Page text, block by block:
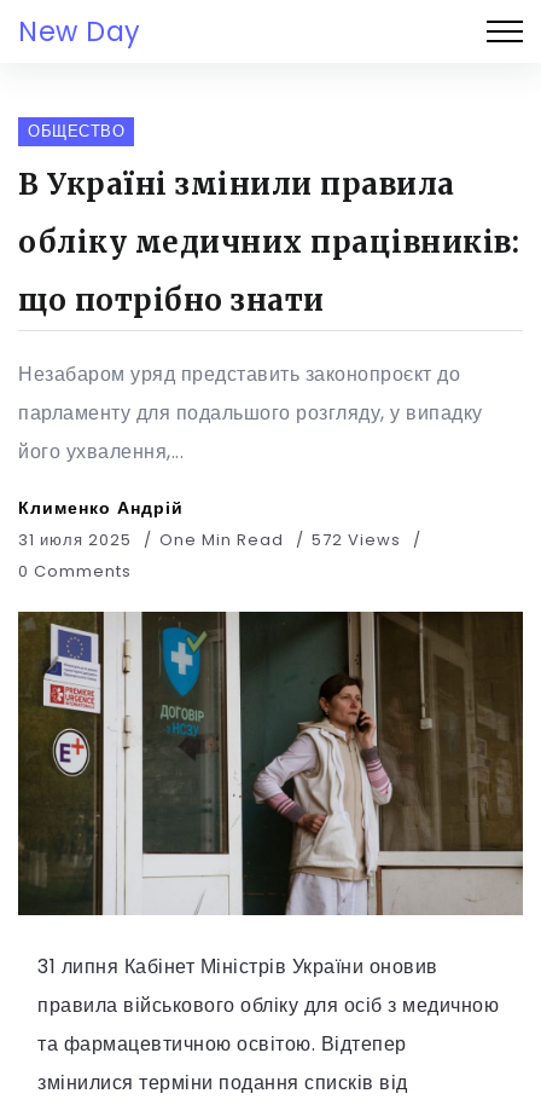
New Day
ОБЩЕСТВО
В Україні змінили правила
обліку медичних працівників:
що потрібно знати
Незабаром уряд представить законопроєкт до
парламенту для подальшого розгляду, у випадку
його ухвалення,...
Клименко Андрій
31 июля 2025 One Min Read
572 Views
0 Comments
31 липня Кабінет Міністрів України оновив
правила військового обліку для осіб з медичною
та фармацевтичною освітою. Відтепер
змінилися терміни подання списків від